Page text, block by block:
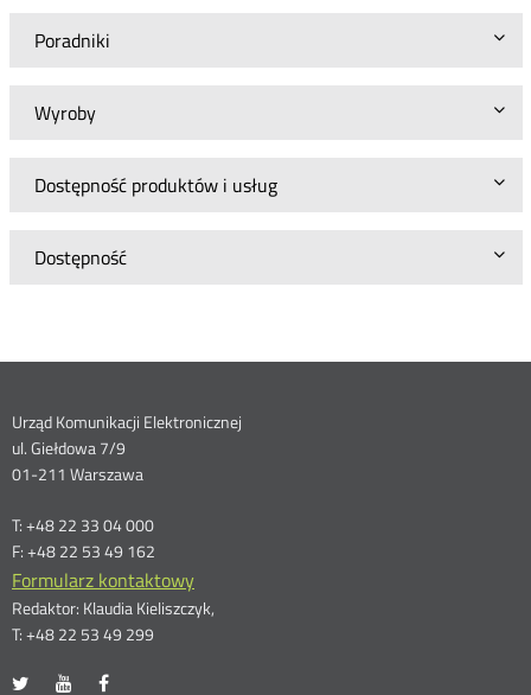
Poradniki
Wyroby
Dostępność produktów i usług
Dostępność
Dane
kontaktowe
Urząd Komunikacji Elektronicznej
ul. Giełdowa 7/9
01-211 Warszawa
T: +48 22 33 04 000
F: +48 22 53 49 162
Formularz kontaktowy
Redaktor: Klaudia Kieliszczyk,
T: +48 22 53 49 299
UKE
OtwórzUKE
Otwórz